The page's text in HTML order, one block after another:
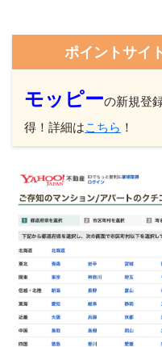
ポイントサイ
モッピーの新規登
得！詳細はこちら ！